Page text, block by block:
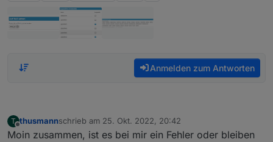
Anmelden zum Antworten
T
Offline
thusmannschrieb am 25. Okt. 2022, 20:42
zuletzt editiert von
Moin zusammen, ist es bei mir ein Fehler oder bleiben